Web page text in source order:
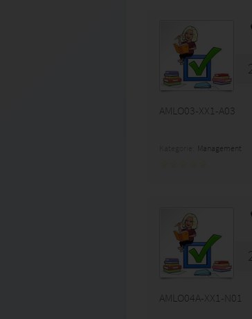
AMLO03-XX1-A03
Management
AMLO04A-XX1-N01